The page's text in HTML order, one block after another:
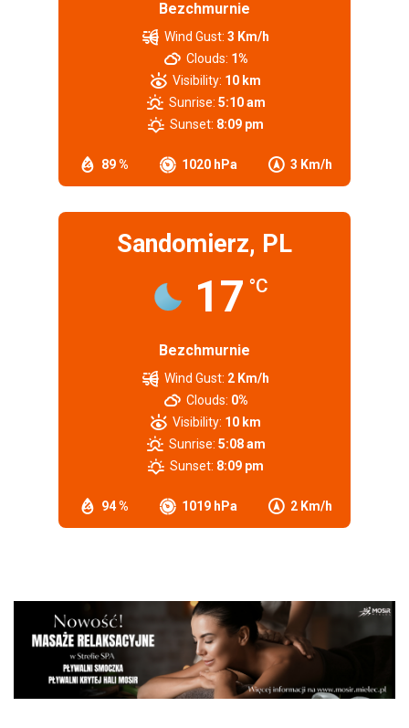
Bezchmurnie
89 % 1020 hPa 3 Km/h
Wind Gust: 3 Km/h
Clouds: 1%
Visibility: 10 km
Sunrise: 5:10 am
Sunset: 8:09 pm
Sandomierz, PL
17 °C
Bezchmurnie
94 % 1019 hPa 2 Km/h
Wind Gust: 2 Km/h
Clouds: 0%
Visibility: 10 km
Sunrise: 5:08 am
Sunset: 8:09 pm